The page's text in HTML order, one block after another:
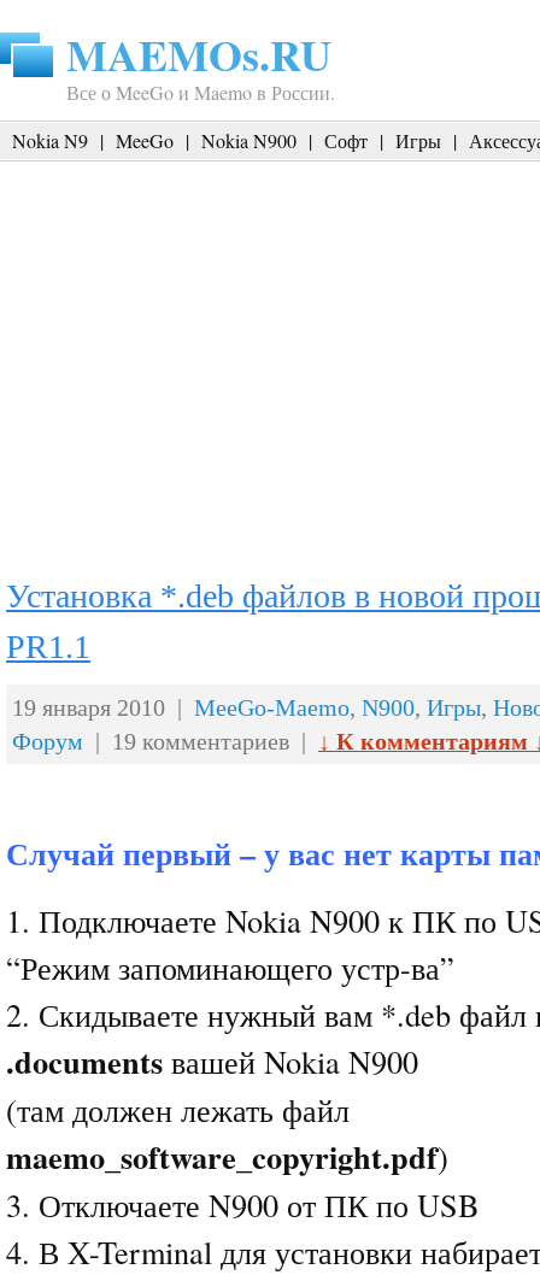
MAEMOs.RU
Все о MeeGo и Maemo в России.
Nokia N9 | MeeGo | Nokia N900 | Софт | Игры |
Установка *.deb файлов в новой
PR1.1
19 января 2010 | MeeGo-Maemo, N900, Игры,
Форум | 19 комментариев | ↓ К комментариям
Случай первый – у вас нет карты
1. Подключаете Nokia N900 к ПК по
“Режим запоминающего устр-ва”
2. Скидываете нужный вам *.deb файл
.documents вашей Nokia N900
(там должен лежать файл
maemo_software_copyright.pdf)
3. Отключаете N900 от ПК по USB
4. В X-Terminal для установки